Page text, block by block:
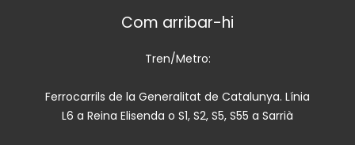
Com arribar-hi
Tren/Metro:
Ferrocarrils de la Generalitat de Catalunya. Línia
L6 a Reina Elisenda o S1, S2, S5, S55 a Sarrià